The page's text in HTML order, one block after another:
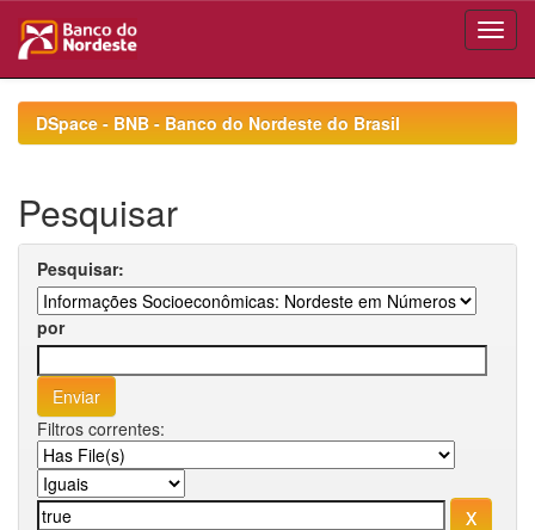
navigationDSpace - BNB - Banco do Nordeste do Brasil
Pesquisar
Pesquisar:
por
Filtros correntes: